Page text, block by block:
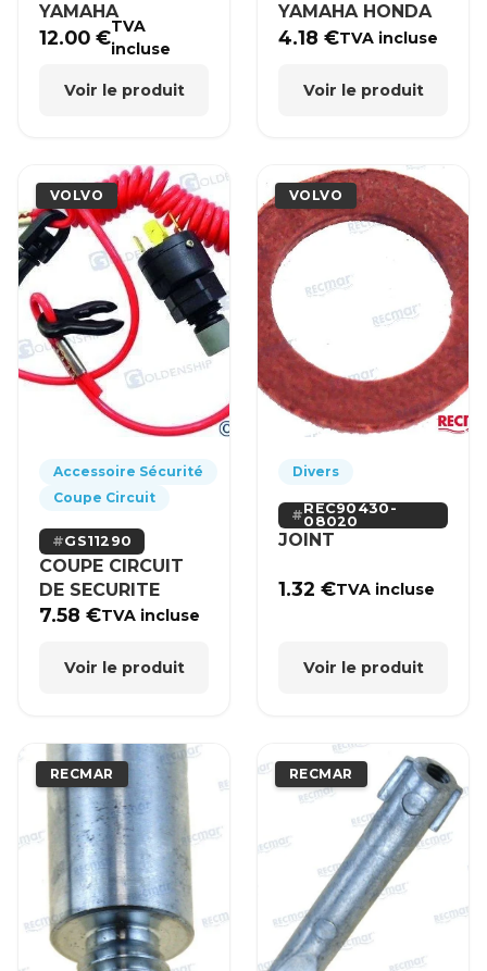
YAMAHA
12.00€TVA
incluse
Voir le produit
YAMAHA HONDA
4.18€TVA incluse
Voir le produit
VOLVO
Accessoire Sécurité
Coupe Circuit
GS11290
COUPE CIRCUIT
DE SECURITE
7.58€TVA incluse
Voir le produit
VOLVO
Divers
REC90430-
08020
JOINT
1.32€TVA incluse
Voir le produit
RECMAR RECMAR